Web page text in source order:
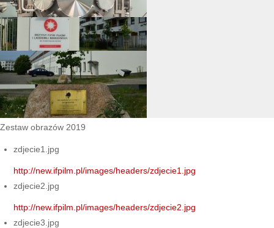
Zestaw obrazów 2019
zdjecie1.jpg
http://new.ifpilm.pl/images/headers/zdjecie1.jpg
zdjecie2.jpg
http://new.ifpilm.pl/images/headers/zdjecie2.jpg
zdjecie3.jpg